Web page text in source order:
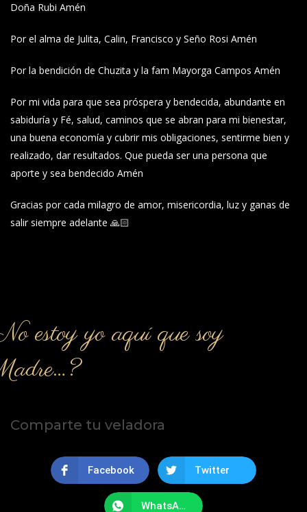
Doña Rubi Amén
Por el alma de Julita, Calin, Francisco y Seño Rosi Amén
Por la bendición de Chuzita y la fam Mayorga Campos Amén
Por mi vida para que sea próspera y bendecida, abundante en
sabiduría y Fé, salud, caminos que se abran para mi bienestar,
una buena economía y cubrir mis obligaciones, sentirme bien y
realizado, dar resultados. Que pueda ser una persona que
aporte y sea bendecido Amén
Gracias por cada milagro de amor, misericordia, luz y ganas de
salir siempre adelante 🙏🏻
estoy yo aquí que soy
Comparte tu veladora
Facebook Twitter
WhatsApp